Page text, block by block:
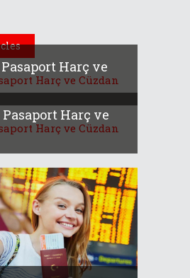
Pasaport Harç ve
Pasaport Harç ve